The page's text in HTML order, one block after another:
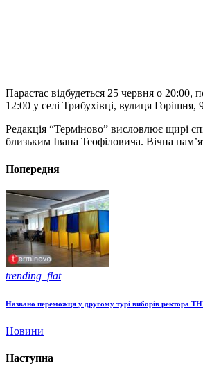
Парастас відбудеться 25 червня о 20:00,
12:00 у селі Трибухівці, вулиця Горішня,
Редакція “Терміново” висловлює щирі
близьким Івана Теофіловича. Вічна
Попередня
trending_flat
Названо переможця у другому турі виборів ректора
Новини
Наступна